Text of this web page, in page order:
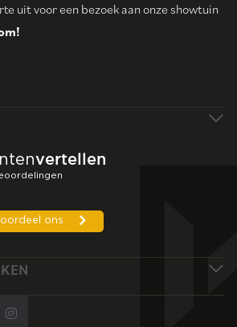
uit voor een bezoek aan onze showtuin